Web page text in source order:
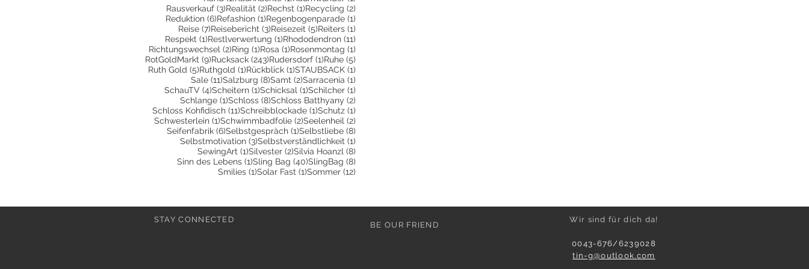
Rausverkauf (3)3 Beiträge
Realität (2)2 Beiträge
Rechst (1)1 Beitrag
Recycling (2)
Reduktion (6)6 Beiträge
Refashion (1)1 Beitrag
Regenbogenparade (1)
Reise (7)7 Beiträge
Reisebericht (3)3 Beiträge
Reisezeit (5)5 Beiträge
Reiters (1)
Respekt (1)1 Beitrag
Restlverwertung (1)1 Beitrag
Rhododendron (11)
Richtungswechsel (2)2 Beiträge
Ring (1)1 Beitrag
Rosa (1)1 Beitrag
Rosenmontag (1)
RotGoldMarkt (9)9 Beiträge
Rucksack (243)243 Beiträge
Rudersdorf (1)1 Beitrag
Ruhe (5)
Ruth Gold (5)5 Beiträge
Ruthgold (1)1 Beitrag
Rückblick (1)1 Beitrag
STAUBSACK (1)
Sale (11)11 Beiträge
Salzburg (8)8 Beiträge
Samt (2)2 Beiträge
Sarracenia (1)
SchauTV (4)4 Beiträge
Scheitern (1)1 Beitrag
Schicksal (1)1 Beitrag
Schilcher (1)
Schlange (1)1 Beitrag
Schloss (8)8 Beiträge
Schloss Batthyany (2)
Schloss Kohfidisch (11)11 Beiträge
Schreibblockade (1)1 Beitrag
Schutz (1)
Schwesterlein (1)1 Beitrag
Schwimmbadfolie (2)2 Beiträge
Seelenheil (2)
Seifenfabrik (6)6 Beiträge
Selbstgespräch (1)1 Beitrag
Selbstliebe (8)
Selbstmotivation (3)3 Beiträge
Selbstverständlichkeit (1)
SewingArt (1)1 Beitrag
Silvester (2)2 Beiträge
Silvia Hoanzl (8)
Sinn des Lebens (1)1 Beitrag
Sling Bag (40)40 Beiträge
SlingBag (8)
Smilies (1)1 Beitrag
Solar Fast (1)1 Beitrag
Sommer (12)
STAY CONNECTED
BE OUR FRIEND
Wir sind für dich da!
0043-676/6239028
tin-g@outlook.com